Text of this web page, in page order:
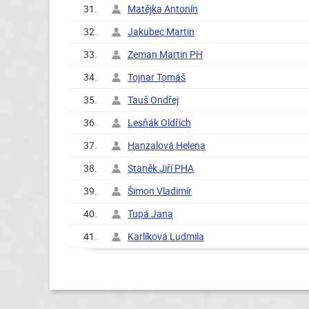
31.
Matějka Antonín
32.
Jakubec Martin
33.
Zeman Martin PH
34.
Tojnar Tomáš
35.
Tauš Ondřej
36.
Lesňák Oldřich
37.
Hanzalová Helena
38.
Staněk Jiří PHA
39.
Šimon Vladimír
40.
Tupá Jana
41.
Karlíková Ludmila